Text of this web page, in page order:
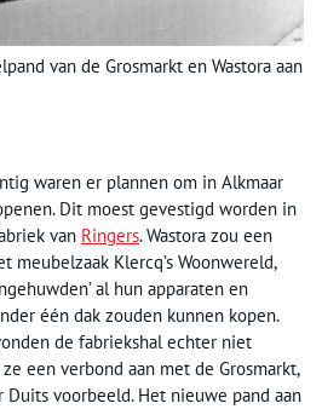
van de Grosmarkt en Wastora aan
waren er plannen om in Alkmaar
Dit moest gevestigd worden in
van Ringers. Wastora zou een
meubelzaak Klercq’s Woonwereld,
al hun apparaten en
één dak zouden kunnen kopen.
de fabriekshal echter niet
een verbond aan met de Grosmarkt,
Duits voorbeeld. Het nieuwe pand aan